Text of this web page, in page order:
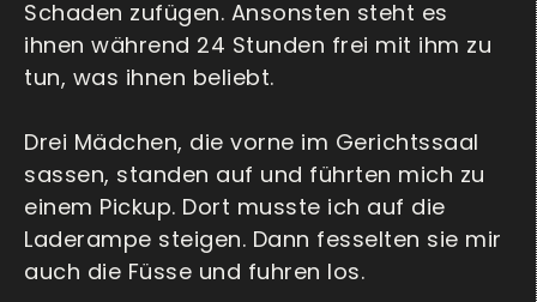
Schaden zufügen. Ansonsten steht es
ihnen während 24 Stunden frei mit ihm zu
tun, was ihnen beliebt.
Drei Mädchen, die vorne im Gerichtssaal
sassen, standen auf und führten mich zu
einem Pickup. Dort musste ich auf die
Laderampe steigen. Dann fesselten sie mir
auch die Füsse und fuhren los.